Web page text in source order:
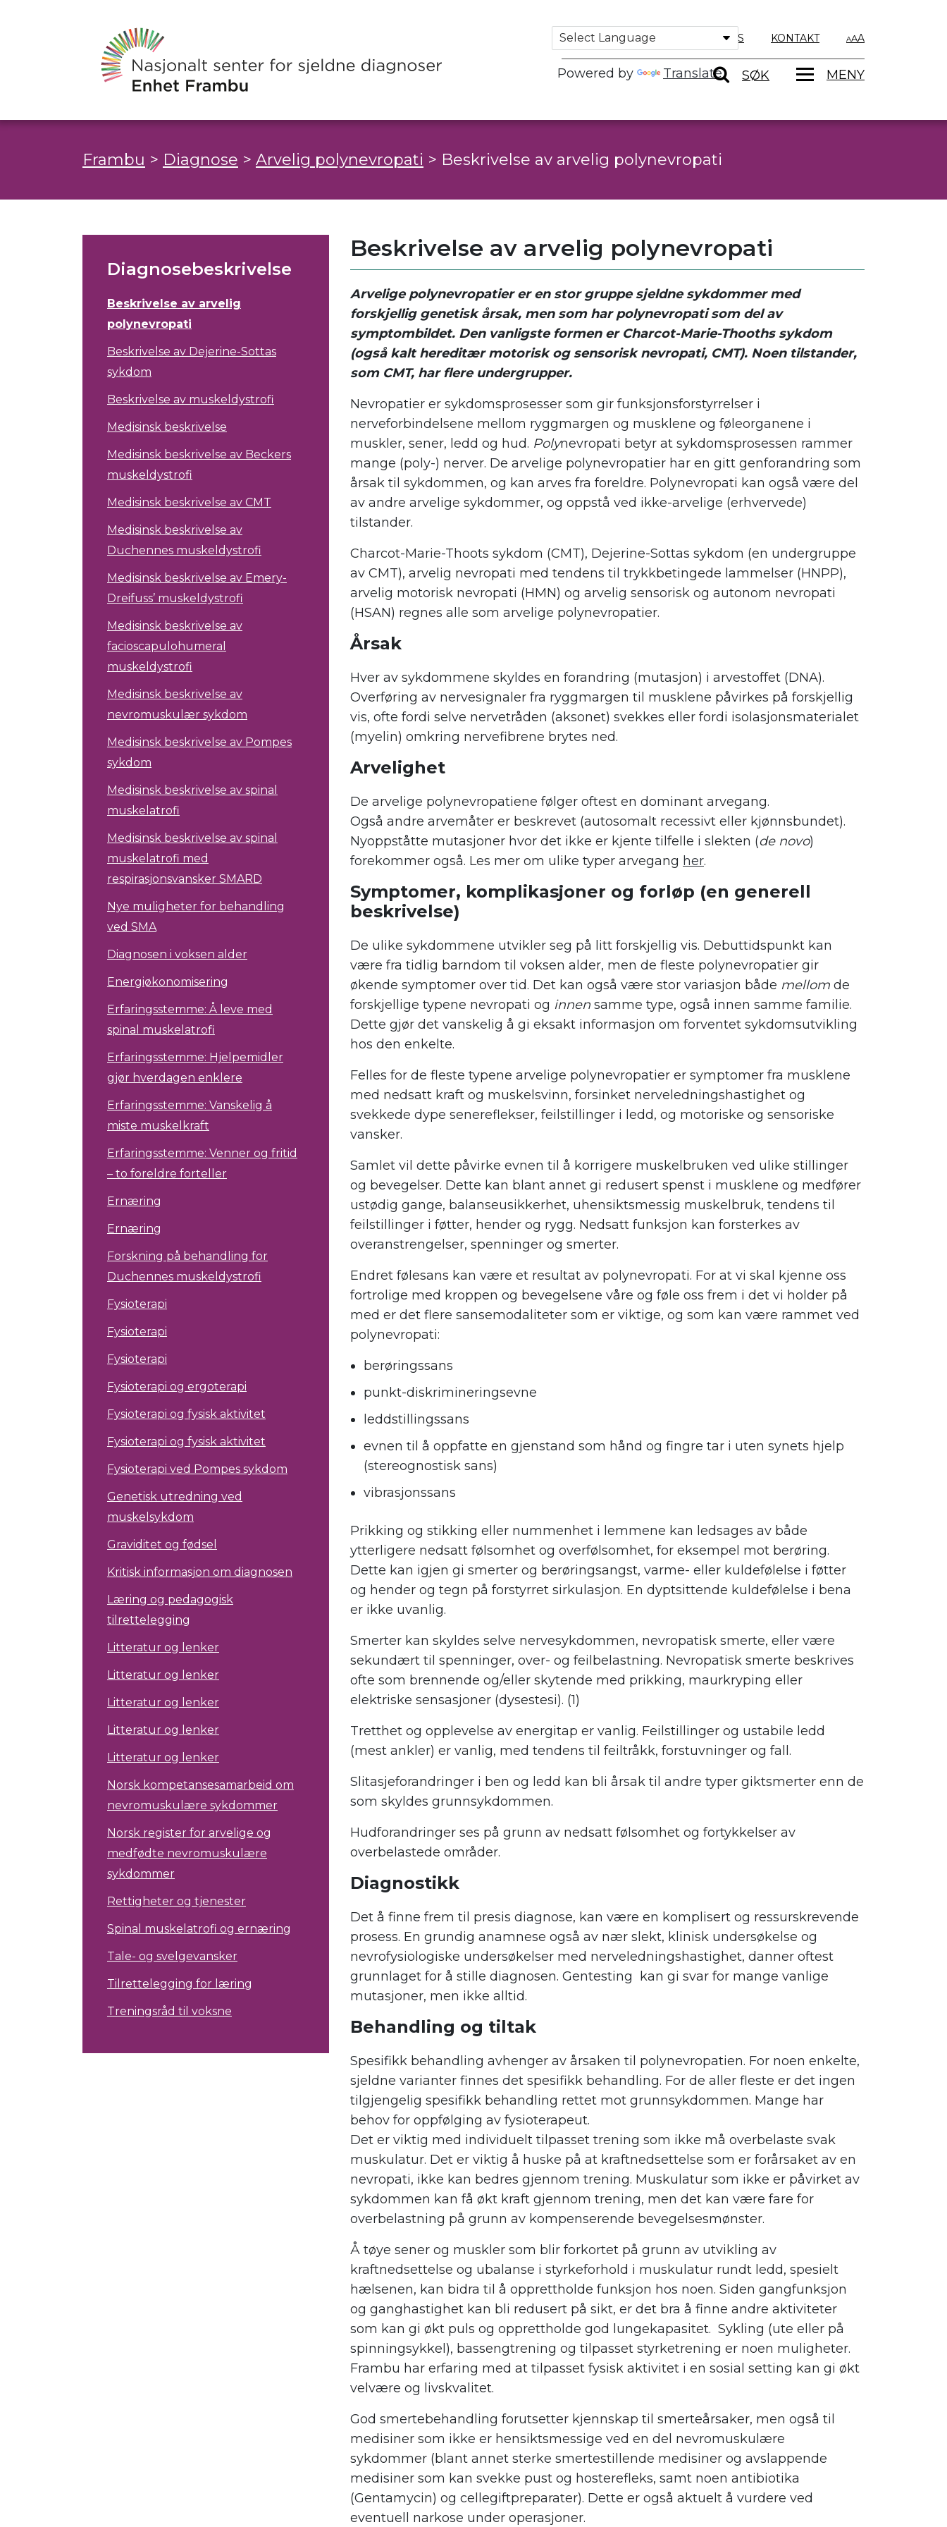
Powered by Translate
OM OSS KONTAKT A
SØK MENY
Frambu > Diagnose > Arvelig polynevropati > Beskrivelse av arvelig polynevropati
Diagnosebeskrivelse
Beskrivelse av arvelig
polynevropati
Beskrivelse av Dejerine-Sottas
sykdom
Beskrivelse av muskeldystrofi
Medisinsk beskrivelse
Medisinsk beskrivelse av Beckers
muskeldystrofi
Medisinsk beskrivelse av CMT
Medisinsk beskrivelse av
Duchennes muskeldystrofi
Medisinsk beskrivelse av Emery-
Dreifuss’ muskeldystrofi
Medisinsk beskrivelse av
facioscapulohumeral
muskeldystrofi
Medisinsk beskrivelse av
nevromuskulær sykdom
Medisinsk beskrivelse av Pompes
sykdom
Medisinsk beskrivelse av spinal
muskelatrofi
Medisinsk beskrivelse av spinal
muskelatrofi med
respirasjonsvansker SMARD
Nye muligheter for behandling
ved SMA
Diagnosen i voksen alder
Energiøkonomisering
Erfaringsstemme: Å leve med
spinal muskelatrofi
Erfaringsstemme: Hjelpemidler
gjør hverdagen enklere
Erfaringsstemme: Vanskelig å
miste muskelkraft
Erfaringsstemme: Venner og fritid
– to foreldre forteller
Ernæring
Ernæring
Forskning på behandling for
Duchennes muskeldystrofi
Fysioterapi
Fysioterapi
Fysioterapi
Fysioterapi og ergoterapi
Fysioterapi og fysisk aktivitet
Fysioterapi og fysisk aktivitet
Fysioterapi ved Pompes sykdom
Genetisk utredning ved
muskelsykdom
Graviditet og fødsel
Kritisk informasjon om diagnosen
Læring og pedagogisk
tilrettelegging
Litteratur og lenker
Litteratur og lenker
Litteratur og lenker
Litteratur og lenker
Litteratur og lenker
Norsk kompetansesamarbeid om
nevromuskulære sykdommer
Norsk register for arvelige og
medfødte nevromuskulære
sykdommer
Rettigheter og tjenester
Spinal muskelatrofi og ernæring
Tale- og svelgevansker
Tilrettelegging for læring
Treningsråd til voksne
Beskrivelse av arvelig polynevropati
Arvelige polynevropatier er en stor gruppe sjeldne sykdommer med
forskjellig genetisk årsak, men som har polynevropati som del av
symptombildet. Den vanligste formen er Charcot-Marie-Thooths sykdom
(også kalt hereditær motorisk og sensorisk nevropati, CMT). Noen tilstander,
som CMT, har flere undergrupper.
Nevropatier er sykdomsprosesser som gir funksjonsforstyrrelser i
nerveforbindelsene mellom ryggmargen og musklene og føleorganene i
muskler, sener, ledd og hud. Polynevropati betyr at sykdomsprosessen rammer
mange (poly-) nerver. De arvelige polynevropatier har en gitt genforandring som
årsak til sykdommen, og kan arves fra foreldre. Polynevropati kan også være del
av andre arvelige sykdommer, og oppstå ved ikke-arvelige (erhvervede)
tilstander.
Charcot-Marie-Thoots sykdom (CMT), Dejerine-Sottas sykdom (en undergruppe
av CMT), arvelig nevropati med tendens til trykkbetingede lammelser (HNPP),
arvelig motorisk nevropati (HMN) og arvelig sensorisk og autonom nevropati
(HSAN) regnes alle som arvelige polynevropatier.
Årsak
Hver av sykdommene skyldes en forandring (mutasjon) i arvestoffet (DNA).
Overføring av nervesignaler fra ryggmargen til musklene påvirkes på forskjellig
vis, ofte fordi selve nervetråden (aksonet) svekkes eller fordi isolasjonsmaterialet
(myelin) omkring nervefibrene brytes ned.
Arvelighet
De arvelige polynevropatiene følger oftest en dominant arvegang.
Også andre arvemåter er beskrevet (autosomalt recessivt eller kjønnsbundet).
Nyoppståtte mutasjoner hvor det ikke er kjente tilfelle i slekten (de novo)
forekommer også. Les mer om ulike typer arvegang her.
Symptomer, komplikasjoner og forløp (en generell
beskrivelse)
De ulike sykdommene utvikler seg på litt forskjellig vis. Debuttidspunkt kan
være fra tidlig barndom til voksen alder, men de fleste polynevropatier gir
økende symptomer over tid. Det kan også være stor variasjon både mellom de
forskjellige typene nevropati og innen samme type, også innen samme familie.
Dette gjør det vanskelig å gi eksakt informasjon om forventet sykdomsutvikling
hos den enkelte.
Felles for de fleste typene arvelige polynevropatier er symptomer fra musklene
med nedsatt kraft og muskelsvinn, forsinket nerveledningshastighet og
svekkede dype senereflekser, feilstillinger i ledd, og motoriske og sensoriske
vansker.
Samlet vil dette påvirke evnen til å korrigere muskelbruken ved ulike stillinger
og bevegelser. Dette kan blant annet gi redusert spenst i musklene og medfører
ustødig gange, balanseusikkerhet, uhensiktsmessig muskelbruk, tendens til
feilstillinger i føtter, hender og rygg. Nedsatt funksjon kan forsterkes av
overanstrengelser, spenninger og smerter.
Endret følesans kan være et resultat av polynevropati. For at vi skal kjenne oss
fortrolige med kroppen og bevegelsene våre og føle oss frem i det vi holder på
med er det flere sansemodaliteter som er viktige, og som kan være rammet ved
polynevropati:
berøringssans
punkt-diskrimineringsevne
leddstillingssans
evnen til å oppfatte en gjenstand som hånd og fingre tar i uten synets hjelp
(stereognostisk sans)
vibrasjonssans
Prikking og stikking eller nummenhet i lemmene kan ledsages av både
ytterligere nedsatt følsomhet og overfølsomhet, for eksempel mot berøring.
Dette kan igjen gi smerter og berøringsangst, varme- eller kuldefølelse i føtter
og hender og tegn på forstyrret sirkulasjon. En dyptsittende kuldefølelse i bena
er ikke uvanlig.
Smerter kan skyldes selve nervesykdommen, nevropatisk smerte, eller være
sekundært til spenninger, over- og feilbelastning. Nevropatisk smerte beskrives
ofte som brennende og/eller skytende med prikking, maurkryping eller
elektriske sensasjoner (dysestesi). (1)
Tretthet og opplevelse av energitap er vanlig. Feilstillinger og ustabile ledd
(mest ankler) er vanlig, med tendens til feiltråkk, forstuvninger og fall.
Slitasjeforandringer i ben og ledd kan bli årsak til andre typer giktsmerter enn de
som skyldes grunnsykdommen.
Hudforandringer ses på grunn av nedsatt følsomhet og fortykkelser av
overbelastede områder.
Diagnostikk
Det å finne frem til presis diagnose, kan være en komplisert og ressurskrevende
prosess. En grundig anamnese også av nær slekt, klinisk undersøkelse og
nevrofysiologiske undersøkelser med nerveledningshastighet, danner oftest
grunnlaget for å stille diagnosen. Gentesting kan gi svar for mange vanlige
mutasjoner, men ikke alltid.
Behandling og tiltak
Spesifikk behandling avhenger av årsaken til polynevropatien. For noen enkelte,
sjeldne varianter finnes det spesifikk behandling. For de aller fleste er det ingen
tilgjengelig spesifikk behandling rettet mot grunnsykdommen. Mange har
behov for oppfølging av fysioterapeut.
Det er viktig med individuelt tilpasset trening som ikke må overbelaste svak
muskulatur. Det er viktig å huske på at kraftnedsettelse som er forårsaket av en
nevropati, ikke kan bedres gjennom trening. Muskulatur som ikke er påvirket av
sykdommen kan få økt kraft gjennom trening, men det kan være fare for
overbelastning på grunn av kompenserende bevegelsesmønster.
Å tøye sener og muskler som blir forkortet på grunn av utvikling av
kraftnedsettelse og ubalanse i styrkeforhold i muskulatur rundt ledd, spesielt
hælsenen, kan bidra til å opprettholde funksjon hos noen. Siden gangfunksjon
og ganghastighet kan bli redusert på sikt, er det bra å finne andre aktiviteter
som kan gi økt puls og opprettholde god lungekapasitet. Sykling (ute eller på
spinningsykkel), bassengtrening og tilpasset styrketrening er noen muligheter.
Frambu har erfaring med at tilpasset fysisk aktivitet i en sosial setting kan gi økt
velvære og livskvalitet.
God smertebehandling forutsetter kjennskap til smerteårsaker, men også til
medisiner som ikke er hensiktsmessige ved en del nevromuskulære
sykdommer (blant annet sterke smertestillende medisiner og avslappende
medisiner som kan svekke pust og hosterefleks, samt noen antibiotika
(Gentamycin) og cellegiftpreparater). Dette er også aktuelt å vurdere ved
eventuell narkose under operasjoner.